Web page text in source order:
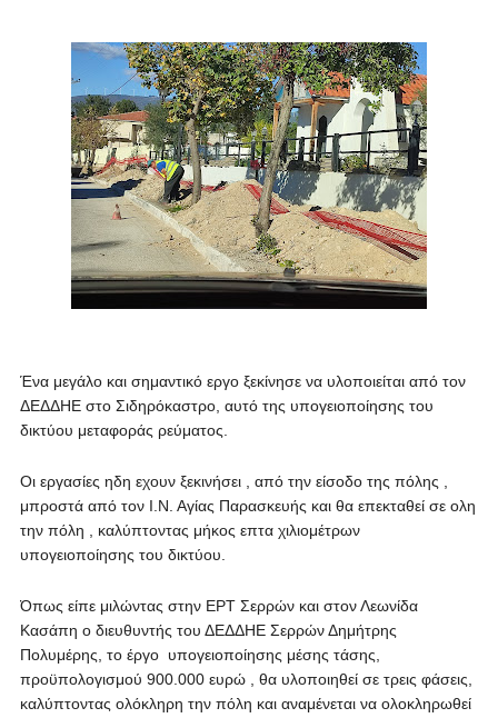
Ένα μεγάλο και σημαντικό εργο ξεκίνησε να υλοποιείται από τον
ΔΕΔΔΗΕ στο Σιδηρόκαστρο, αυτό της υπογειοποίησης του
δικτύου μεταφοράς ρεύματος.
Οι εργασίες ηδη εχουν ξεκινήσει , από την είσοδο της πόλης ,
μπροστά από τον Ι.Ν. Αγίας Παρασκευής και θα επεκταθεί σε ολη
την πόλη , καλύπτοντας μήκος επτα χιλιομέτρων
υπογειοποίησης του δικτύου.
Όπως είπε μιλώντας στην ΕΡΤ Σερρών και στον Λεωνίδα
Κασάπη ο διευθυντής του ΔΕΔΔΗΕ Σερρών Δημήτρης
Πολυμέρης, το έργο υπογειοποίησης μέσης τάσης,
προϋπολογισμού 900.000 ευρώ , θα υλοποιηθεί σε τρεις φάσεις,
καλύπτοντας ολόκληρη την πόλη και αναμένεται να ολοκληρωθεί